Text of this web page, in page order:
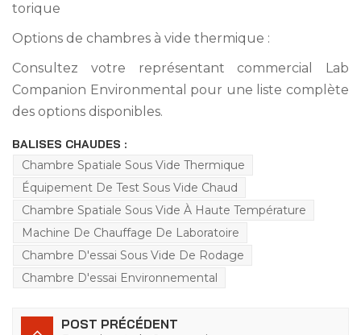
torique
Options de chambres à vide thermique :
Consultez votre représentant commercial Lab
Companion Environmental pour une liste complète
des options disponibles.
BALISES CHAUDES :
Chambre Spatiale Sous Vide Thermique
Équipement De Test Sous Vide Chaud
Chambre Spatiale Sous Vide À Haute Température
Machine De Chauffage De Laboratoire
Chambre D'essai Sous Vide De Rodage
Chambre D'essai Environnemental
POST PRÉCÉDENT